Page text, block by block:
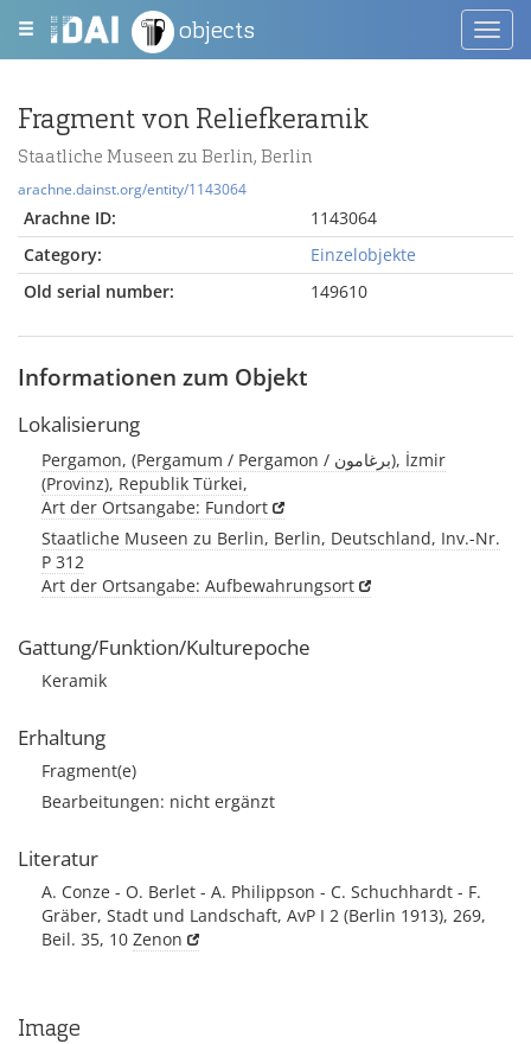
objects
Fragment von Reliefkeramik
Staatliche Museen zu Berlin, Berlin
arachne.dainst.org/entity/1143064
Arachne ID:
1143064
Category:
Einzelobjekte
Old serial number:
149610
Informationen zum Objekt
Lokalisierung
Pergamon, (Pergamum / Pergamon / برغامون), İzmir
(Provinz), Republik Türkei,
Art der Ortsangabe: Fundort
Staatliche Museen zu Berlin, Berlin, Deutschland, Inv.-Nr.
P 312
Art der Ortsangabe: Aufbewahrungsort
Gattung/Funktion/Kulturepoche
Keramik
Erhaltung
Fragment(e)
Bearbeitungen: nicht ergänzt
Literatur
A. Conze - O. Berlet - A. Philippson - C. Schuchhardt - F.
Gräber, Stadt und Landschaft, AvP I 2 (Berlin 1913), 269,
Beil. 35, 10 Zenon
Image